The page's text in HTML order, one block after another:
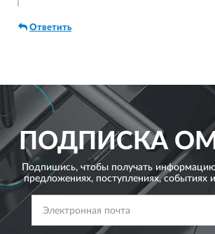
Ответить
ПОДПИСКА
Подпишись, чтобы получать
предложениях, поступлениях, событиях